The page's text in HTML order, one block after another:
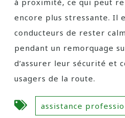
à proximité, ce qui peut
encore plus stressante. Il
conducteurs de rester
pendant un remorquage
d’assurer leur sécurité et
usagers de la route.
assistance